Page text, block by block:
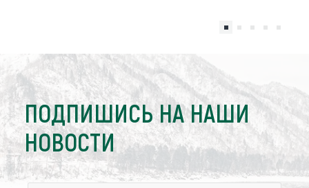
ПОДПИШИСЬ НА НАШИ
НОВОСТИ